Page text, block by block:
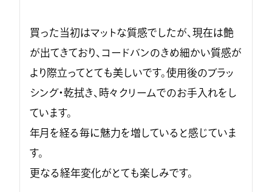
買った当初はマットな質感でしたが、現在は艶
が出てきており、コードバンのきめ細かい質感が
より際立ってとても美しいです。使用後のブラッ
シング・乾拭き、時々クリームでのお手入れをし
ています。
年月を経る毎に魅力を増していると感じていま
す。
更なる経年変化がとても楽しみです。